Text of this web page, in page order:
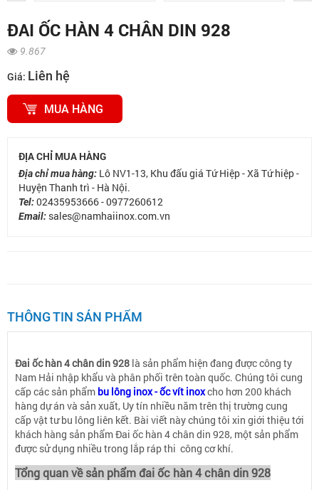
ĐAI ỐC HÀN 4 CHÂN DIN 928
9.867
Giá: Liên hệ
MUA HÀNG
ĐỊA CHỈ MUA HÀNG
Địa chỉ mua hàng: Lô NV1-13, Khu đấu giá Tứ Hiệp - Xã Tứ hiệp -
Huyện Thanh trì - Hà Nội.
Tel:02435953666 - 0977260612
Email: sales@namhaiinox.com.vn
THÔNG TIN SẢN PHẨM
Đai ốc hàn 4 chân din 928 là sản phẩm hiện đang được công ty
Nam Hải nhập khẩu và phân phối trên toàn quốc. Chúng tôi cung
cấp các sản phẩm bu lông inox - ốc vít inoxcho hơn 200 khách
hàng dự án và sản xuất, Uy tín nhiều năm trên thị trường cung
cấp vật tư bu lông liên kết. Bài viết này chúng tôi xin giới thiệu tới
khách hàng sản phẩm Đai ốc hàn 4 chân din 928, một sản phẩm
được sử dụng nhiều trong lắp ráp thi công cơ khí.
Tổng quan về sản phẩm đai ốc hàn 4 chân din 928